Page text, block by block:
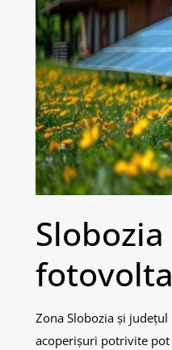
Zona Slobozia și
acoperișuri potrivite